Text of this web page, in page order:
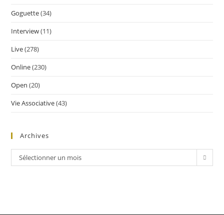
Goguette(34)
Interview(11)
Live(278)
Online(230)
Open (20)
Vie Associative(43)
Archives
Sélectionner un mois